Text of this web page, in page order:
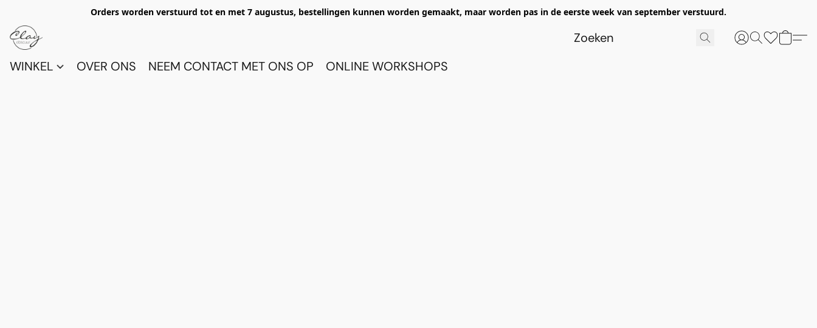
Orders worden verstuurd tot en met 7 augustus, bestellingen kunnen worden gemaakt, maar worden pas in de eerste week van september verstuurd.
WINKEL OVER ONS NEEM CONTACT MET ONS OP ONLINE WORKSHOPS